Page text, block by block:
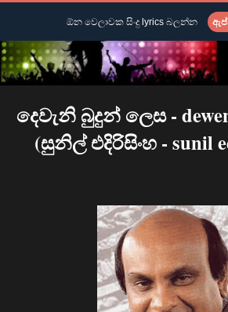
දෙවැනි බුදුන් ලෙස -
(සුනිල් එදිරිසිංහ - sunil
ඕන වෙලාවක සිංදු lyrics බලන්න